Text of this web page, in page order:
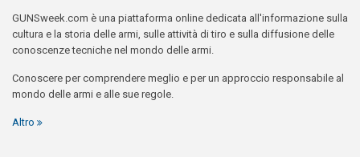
GUNSweek.com è una piattaforma online dedicata all'informazione sulla
cultura e la storia delle armi, sulle attività di tiro e sulla diffusione delle
conoscenze tecniche nel mondo delle armi.
Conoscere per comprendere meglio e per un approccio responsabile al
mondo delle armi e alle sue regole.
Altro